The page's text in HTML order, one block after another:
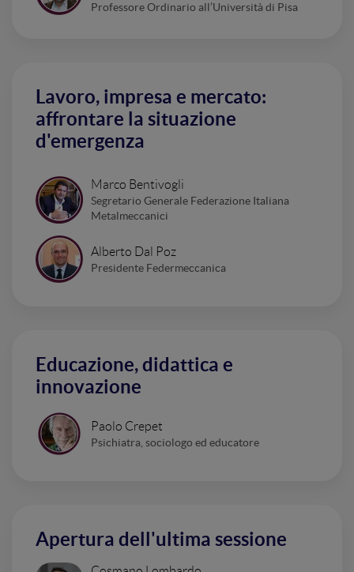
Professore Ordinario all’Università di Pisa
Lavoro, impresa e mercato:
affrontare la situazione
d'emergenza
Marco Bentivogli
Segretario Generale Federazione Italiana
Metalmeccanici
Alberto Dal Poz
Presidente Federmeccanica
Educazione, didattica e
innovazione
Paolo Crepet
Psichiatra, sociologo ed educatore
Apertura dell'ultima sessione